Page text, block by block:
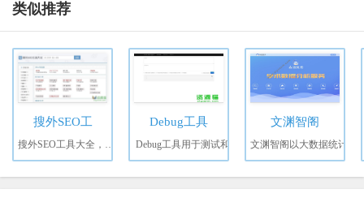
类似推荐
搜外SEO工
搜外SEO工具大全，收集
Debug工具
Debug工具用于测试和
文渊智阁
文渊智阁以大数据统计